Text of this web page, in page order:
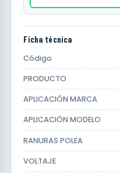
Ficha técnica
Código
PRODUCTO
APLICACIÓN MARCA
APLICACIÓN MODELO
RANURAS POLEA
VOLTAJE